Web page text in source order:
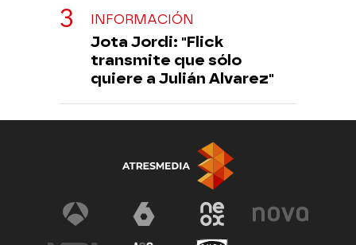
INFORMACIÓN
Jota Jordi: "Flick
transmite que sólo
quiere a Julián Alvarez"